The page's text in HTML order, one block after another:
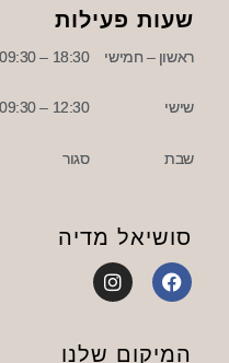
שעות פעילות
ראשון – חמישי
שישי
שבת
18:30 – 09:30
12:30 – 09:30
סגור
סושיאל מדיה
F
a
b
I
n
a
המיקום שלנו